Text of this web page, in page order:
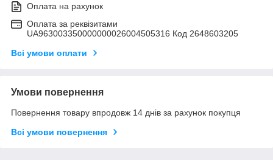
Оплата на рахунок
Оплата за реквізитами
UA963003350000000026004505316 Код 2648603205
Всі умови оплати
Умови повернення
Повернення товару впродовж 14 днів за рахунок покупця
Всі умови повернення